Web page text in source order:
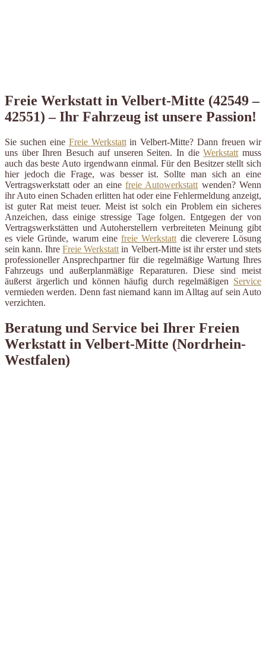
Freie Werkstatt in Velbert-Mitte (42549 –
42551) – Ihr Fahrzeug ist unsere Passion!
Sie suchen eine Freie Werkstattin Velbert-Mitte? Dann freuen wir
uns über Ihren Besuch auf unseren Seiten. In dieWerkstatt muss
auch das beste Auto irgendwann einmal. Für den Besitzer stellt sich
hier jedoch die Frage, was besser ist. Sollte man sich an eine
Vertragswerkstatt oder an einefreie Autowerkstatt wenden? Wenn
ihr Auto einen Schaden erlitten hat oder eine Fehlermeldung anzeigt,
ist guter Rat meist teuer. Meist ist solch ein Problem ein sicheres
Anzeichen, dass einige stressige Tage folgen. Entgegen der von
Vertragswerkstätten und Autoherstellern verbreiteten Meinung gibt
es viele Gründe, warum einefreie Werkstatt die cleverere Lösung
sein kann. IhreFreie Werkstatt in Velbert-Mitte ist ihr erster und stets
professioneller Ansprechpartner für die regelmäßige Wartung Ihres
Fahrzeugs und außerplanmäßige Reparaturen. Diese sind meist
äußerst ärgerlich und können häufig durch regelmäßigen Service
vermieden werden. Denn fast niemand kann im Alltag auf sein Auto
verzichten.
Beratung und Service bei Ihrer Freien
Werkstatt in Velbert-Mitte (Nordrhein-
Westfalen)